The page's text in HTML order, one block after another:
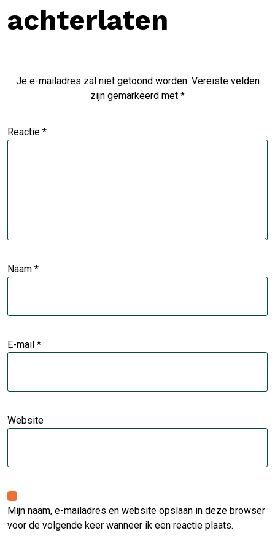
achterlaten
Je e-mailadres zal niet getoond worden. Vereiste velden
zijn gemarkeerd met *
Reactie *
Naam *
E-mail *
Website
Mijn naam, e-mailadres en website opslaan in deze browser
voor de volgende keer wanneer ik een reactie plaats.